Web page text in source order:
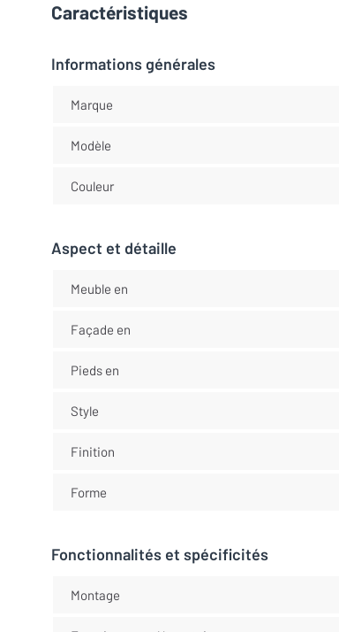
Caractéristiques
Informations générales
Marque
Modèle
Couleur
Aspect et détaille
Meuble en
Façade en
Pieds en
Style
Finition
Forme
Fonctionnalités et spécificités
Montage